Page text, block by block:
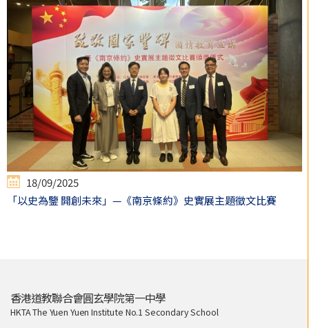
18/09/2025
「以史為鑒 開創未來」—《南京條約》史實展主題徵文比賽
香港道教聯合會圓玄學院第一中學
HKTA The Yuen Yuen Institute No.1 Secondary School